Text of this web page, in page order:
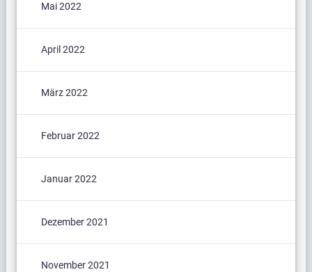
Mai 2022
April 2022
März 2022
Februar 2022
Januar 2022
Dezember 2021
November 2021